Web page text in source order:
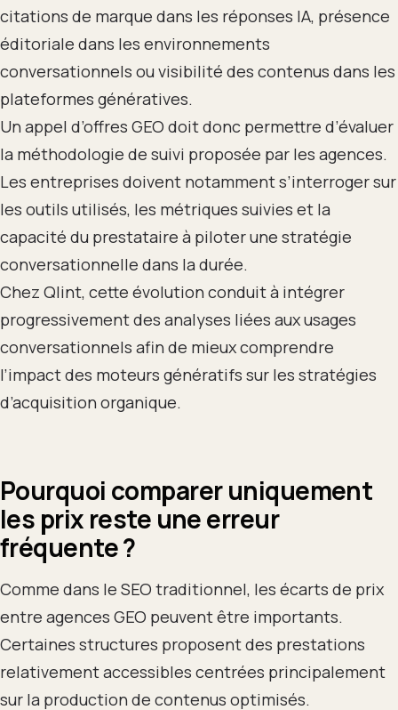
citations de marque dans les réponses IA, présence
éditoriale dans les environnements
conversationnels ou visibilité des contenus dans les
plateformes génératives.
Un appel d’offres GEO doit donc permettre d’évaluer
la méthodologie de suivi proposée par les agences.
Les entreprises doivent notamment s’interroger sur
les outils utilisés, les métriques suivies et la
capacité du prestataire à piloter une stratégie
conversationnelle dans la durée.
Chez Qlint, cette évolution conduit à intégrer
progressivement des analyses liées aux usages
conversationnels afin de mieux comprendre
l’impact des moteurs génératifs sur les stratégies
d’acquisition organique.
Pourquoi comparer uniquement
les prix reste une erreur
fréquente ?
Comme dans le SEO traditionnel, les écarts de prix
entre agences GEO peuvent être importants.
Certaines structures proposent des prestations
relativement accessibles centrées principalement
sur la production de contenus optimisés.